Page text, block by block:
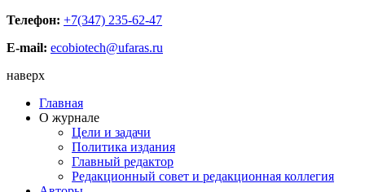
Телефон: +7(347) 235-62-47
E-mail: ecobiotech@ufaras.ru
наверх
Главная
О журнале
Цели и задачи
Политика издания
Главный редактор
Редакционный совет и редакционная коллегия